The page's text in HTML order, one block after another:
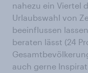
nahezu ein Viertel
Urlaubswahl von
beeinflussen
beraten lässt (24
auch gerne